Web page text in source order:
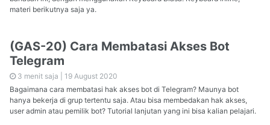
materi berikutnya saja ya.
(GAS-20) Cara Membatasi Akses Bot
Telegram
3 menit saja | 19 August 2020
Bagaimana cara membatasi hak akses bot di Telegram? Maunya bot
hanya bekerja di grup tertentu saja. Atau bisa membedakan hak akses,
user admin atau pemilik bot? Tutorial lanjutan yang ini bisa kalian pelajari.